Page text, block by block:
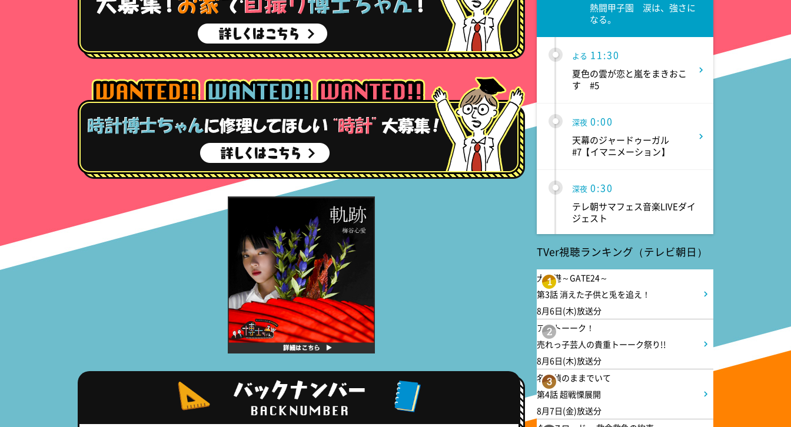
熱闘甲子園 涙は、強さに
なる。
よる 11:30
夏色の雲が恋と嵐をまきおこ
す #5
深夜 0:00
天幕のジャードゥーガル
#7【イマニメーション】
深夜 0:30
テレ朝サマフェス音楽LIVEダイ
ジェスト
深夜 1:00
タイムトラベルダディ #2
ダイアン津田ドラマ初主演作
品 脚本:上田誠
深夜 1:30
ワールドプロレスリング
2:00
「きみを愛する気はない」と言
った次期公爵様がなぜか溺愛し
TVer視聴ランキング（テレビ朝日）
1
大空港～GATE24～
第3話 消えた子供と兎を追え！
8月6日(木)放送分
2
アメトーーク！
売れっ子芸人の貴重トーーク祭り!!
8月6日(木)放送分
3
名探偵のままでいて
第4話 超戦慄展開
8月7日(金)放送分